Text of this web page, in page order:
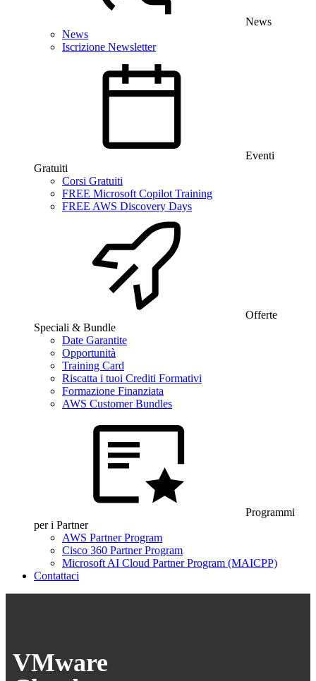
News
News
Iscrizione Newsletter
Eventi
Gratuiti
Corsi Gratuiti
FREE Microsoft Copilot Training
FREE AWS Discovery Days
Offerte
Speciali & Bundle
Date Garantite
Opportunità
Training Card
Riscatta i tuoi Crediti Formativi
Formazione Finanziata
AWS Customer Bundles
Programmi
per i Partner
AWS Partner Program
Cisco 360 Partner Program
Microsoft AI Cloud Partner Program (MAICPP)
Contattaci
VMware